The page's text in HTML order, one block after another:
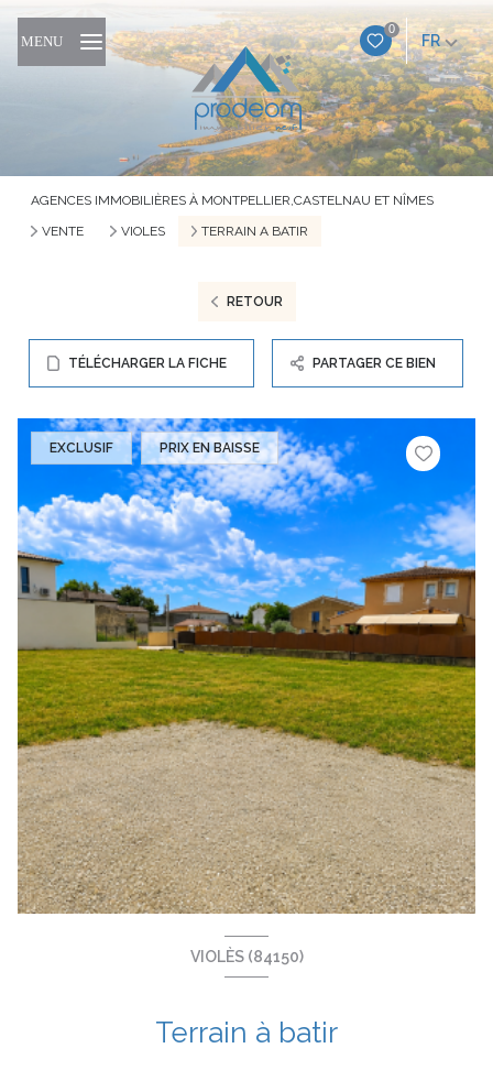
0
FR
MENU
AGENCES IMMOBILIÈRES À MONTPELLIER,CASTELNAU ET NÎMES
VENTE
VIOLES TERRAIN A BATIR
RETOUR
TÉLÉCHARGER LA FICHE PARTAGER CE BIEN
EXCLUSIF PRIX EN BAISSE
VIOLÈS (84150)
Terrain à batir